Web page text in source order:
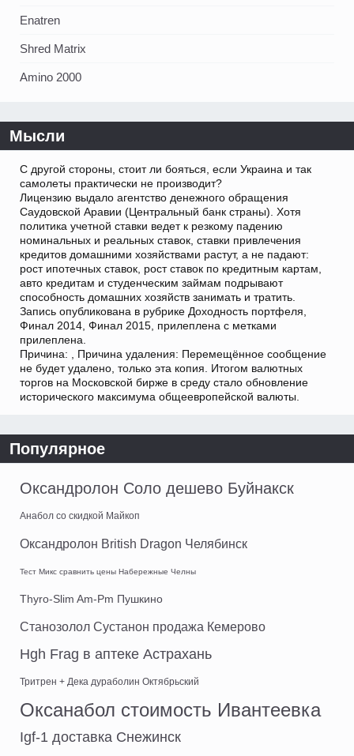
Enatren
Shred Matrix
Amino 2000
Мысли
С другой стороны, стоит ли бояться, если Украина и так
самолеты практически не производит?
Лицензию выдало агентство денежного обращения
Саудовской Аравии (Центральный банк страны). Хотя
политика учетной ставки ведет к резкому падению
номинальных и реальных ставок, ставки привлечения
кредитов домашними хозяйствами растут, а не падают:
рост ипотечных ставок, рост ставок по кредитным картам,
авто кредитам и студенческим займам подрывают
способность домашних хозяйств занимать и тратить.
Запись опубликована в рубрике Доходность портфеля,
Финал 2014, Финал 2015, прилеплена с метками
прилеплена.
Причина: , Причина удаления: Перемещённое сообщение
не будет удалено, только эта копия. Итогом валютных
торгов на Московской бирже в среду стало обновление
исторического максимума общеевропейской валюты.
Популярное
Оксандролон Соло дешево Буйнакск
Анабол со скидкой Майкоп
Оксандролон British Dragon Челябинск
Тест Микс сравнить цены Набережные Челны
Thyro-Slim Am-Pm Пушкино
Станозолол Сустанон продажа Кемерово
Hgh Frag в аптеке Астрахань
Тритрен + Дека дураболин Октябрьский
Оксанабол стоимость Ивантеевка
Igf-1 доставка Снежинск